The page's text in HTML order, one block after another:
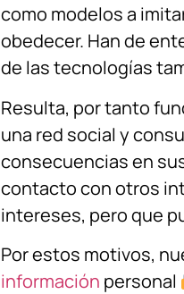
como modelos a
obedecer. Han de
de las tecnologías
Resulta, por tanto
una red social y
consecuencias en
contacto con otros
intereses, pero que
Por estos motivos,
información personal